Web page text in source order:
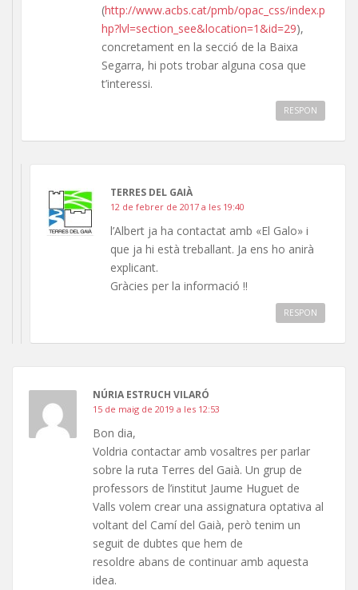
(http://www.acbs.cat/pmb/opac_css/index.p
hp?lvl=section_see&location=1&id=29),
concretament en la secció de la Baixa
Segarra, hi pots trobar alguna cosa que
t’interessi.
RESPON
TERRES DEL GAIÀ
12 de febrer de 2017 a les 19:40
l’Albert ja ha contactat amb «El Galo» i
que ja hi està treballant. Ja ens ho anirà
explicant.
Gràcies per la informació !!
RESPON
NÚRIA ESTRUCH VILARÓ
15 de maig de 2019 a les 12:53
Bon dia,
Voldria contactar amb vosaltres per parlar
sobre la ruta Terres del Gaià. Un grup de
professors de l’institut Jaume Huguet de
Valls volem crear una assignatura optativa al
voltant del Camí del Gaià, però tenim un
seguit de dubtes que hem de
resoldre abans de continuar amb aquesta
idea.